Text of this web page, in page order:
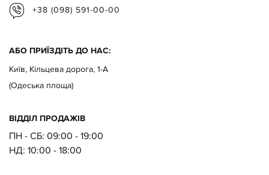
+38 (098) 591-00-00
АБО ПРИЇЗДІТЬ ДО НАС:
Київ, Кільцева дорога, 1-А
(Одеська площа)
ВІДДІЛ ПРОДАЖІВ
ПН - СБ: 09:00 - 19:00
НД: 10:00 - 18:00